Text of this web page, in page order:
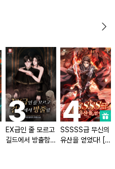
EX급인 줄 모르고
길드에서 방출함
SSSSS급 무신의
유산을 얻었다! [단